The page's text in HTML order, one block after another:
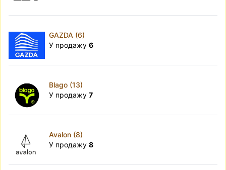
GAZDA (6)
У продажу 6
Blago (13)
У продажу 7
Avalon (8)
У продажу 8